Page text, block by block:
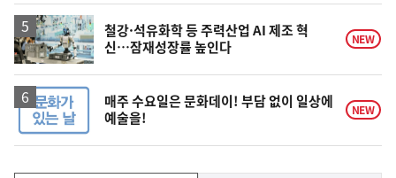
상
승
철강·석유화학 등 주력산업 AI 제조 혁
신…잠재성장률 높인다
NEW
매주 수요일은 문화데이! 부담 없이 일상에
예술을!
NEW